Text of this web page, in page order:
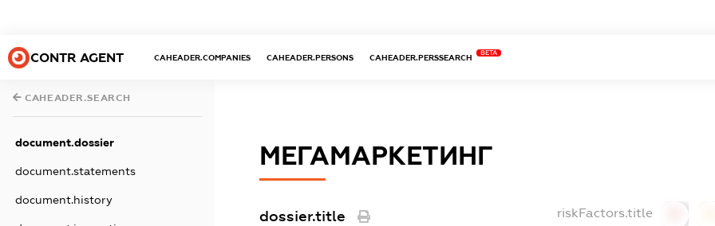
CONTR AGENT CAHEADER.COMPANIES CAHEADER.PERSONS CAHEADER.PERSSEARCH
BETA
CAHEADER.SEARCH
document.dossier
document.statements
document.history
МЕГАМАРКЕТИНГ
dossier.title riskFactors.title